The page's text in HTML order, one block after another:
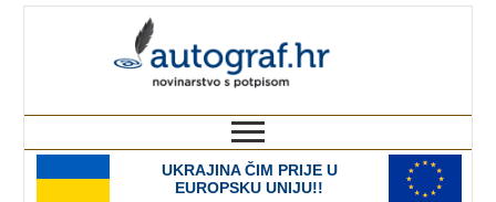
UKRAJINA ČIM PRIJE U
EUROPSKU UNIJU!!